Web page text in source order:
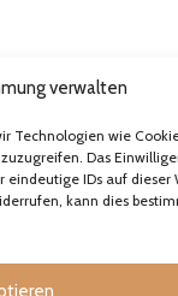
verwalten
Technologien wie
Das
IDs auf dieser
kann dies